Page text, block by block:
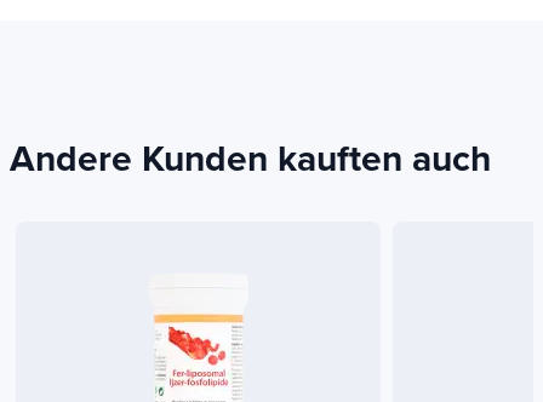
Andere Kunden kauften auch